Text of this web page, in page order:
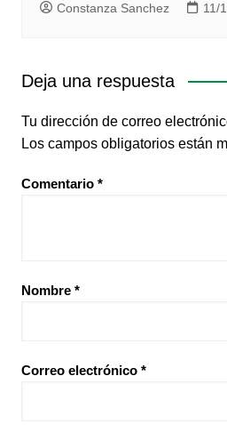
Constanza Sanchez 11/
Deja una respuesta
Tu dirección de correo
Los campos obligatorios están
Comentario *
Nombre *
Correo electrónico *